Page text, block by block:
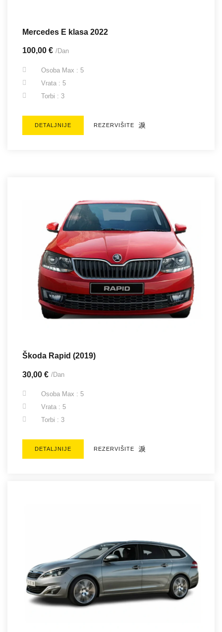
Mercedes E klasa 2022
100,00 € /Dan
Osoba Max : 5
Vrata : 5
Torbi : 3
DETALJNIJE REZERVIŠITE
Škoda Rapid (2019)
30,00 € /Dan
Osoba Max : 5
Vrata : 5
Torbi : 3
DETALJNIJE REZERVIŠITE